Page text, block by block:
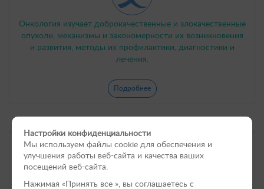
Онкология изучает доброкачественные и злокачественные
опухоли, механизмы и закономерности их возникновения
и развития, методы их профилактики, диагностики и
лечения.
Подробнее
Ортопедия и травматология
Настройки конфиденциальности
Мы используем файлы cookie для обеспечения и
улучшения работы веб-сайта и качества ваших
посещений веб-сайта.
Нажимая «Принять вce », вы соглашаетесь с